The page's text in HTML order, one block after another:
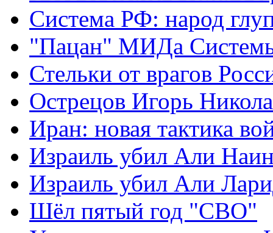
Система РФ: народ
"Пацан" МИДа
Стельки от врагов
Острецов Игорь
Иран: новая тактика
Израиль убил Али
Израиль убил Али
Шёл пятый год "СВО"